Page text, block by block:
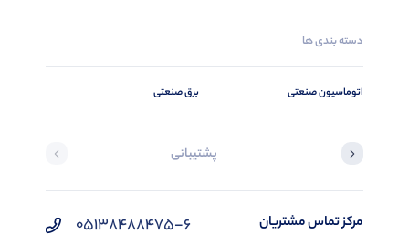
دسته بندی ها
اتوماسیون صنعتی برق صنعتی
پشتیبانی
مرکز تماس مشتریان 05138488475-6